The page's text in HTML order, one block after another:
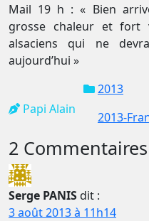
Mail 19 h : « Bien
grosse chaleur et fort
alsaciens qui ne
aujourd’hui »
Papi Alain
2013
2013-
2 Commentaires
Serge PANISdit :
3 août 2013 à 11h14